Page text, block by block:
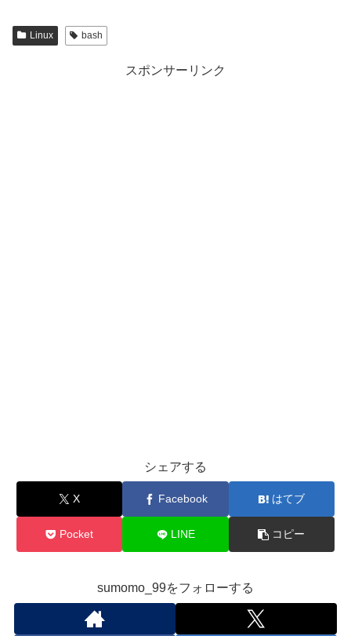
Linux bash
スポンサーリンク
シェアする
X Facebook はてブ
Pocket LINE コピー
sumomo_99をフォローする